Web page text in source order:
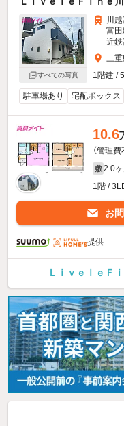
すべての写真
川
富
近
三
1階建 /
駐車場あり 宅配ボックス
10.6
（管理費
敷 2.0ヶ
1階 /
お
提供
ＬｉｖｅｌｅＦ